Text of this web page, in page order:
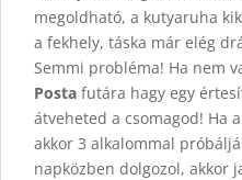
megoldható, a kutyaruha
a fekhely, táska már elég
Semmi probléma! Ha nem
Posta futára hagy egy
átveheted a csomagod! Ha
akkor 3 alkalommal
napközben dolgozol, akkor